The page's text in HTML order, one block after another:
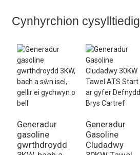
Cynhyrchion cysylltiedig
Generadur
gasoline
gwrthdroydd
Generadur
Gasoline
Cludadwy